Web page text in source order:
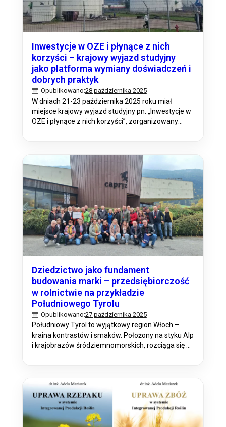
Inwestycje w OZE i płynące z nich
korzyści – krajowy wyjazd studyjny
jako platforma wymiany doświadczeń i
dobrych praktyk
Opublikowano:28 października 2025
W dniach 21-23 października 2025 roku miał
miejsce krajowy wyjazd studyjny pn. „Inwestycje w
OZE i płynące z nich korzyści”, zorganizowany
odnawialnych źródeł energii – rolników,
mieszkańców obszarów wiejskich, doradców
rolniczych oraz brokerów innowacji. Celem
wyjazdu było nie tylko pogłębienie wiedzy na
temat…
Dziedzictwo jako fundament
budowania marki – przedsiębiorczość
w rolnictwie na przykładzie
Południowego Tyrolu
Opublikowano:27 października 2025
Południowy Tyrol to wyjątkowy region Włoch –
kraina kontrastów i smaków. Położony na styku Alp
i krajobrazów śródziemnomorskich, rozciąga się od
sprawia, że rolnictwo Południowego Tyrolu jest
niezwykle zróżnicowane. W dolinach dominują
winnice i…